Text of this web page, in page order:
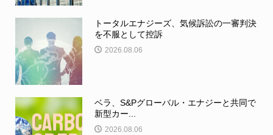
トータルエナジーズ、気候訴訟の一審判決
を不服として控訴
2026.08.06
ベラ、S&Pグローバル・エナジーと共同で
新型カー...
2026.08.06